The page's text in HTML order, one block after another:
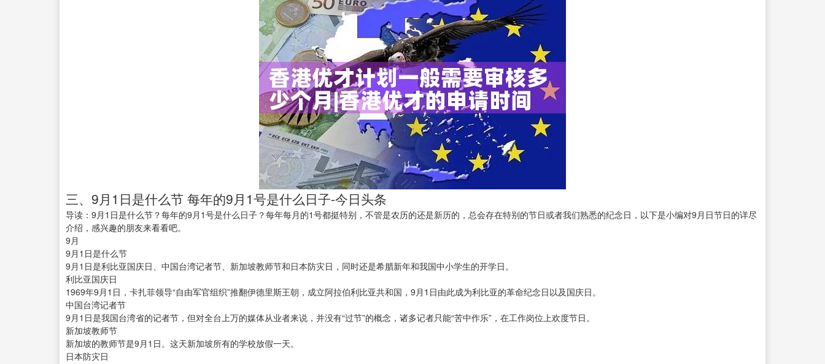
三、9月1日是什么节 每年的9月1号是什么日子-今日头条
导读：9月1日是什么节？每年的9月1号是什么日子？每年每月的1号都挺特别，不管是农历的还是新历的，总会存在特别的节日或者我们熟悉的纪念日，以下是小编对9月日节日的详尽
介绍，感兴趣的朋友来看看吧。
9月
9月1日是什么节
9月1日是利比亚国庆日、中国台湾记者节、新加坡教师节和日本防灾日，同时还是希腊新年和我国中小学生的开学日。
利比亚国庆日
1969年9月1日，卡扎菲领导“自由军官组织”推翻伊德里斯王朝，成立阿拉伯利比亚共和国，9月1日由此成为利比亚的革命纪念日以及国庆日。
中国台湾记者节
9月1日是我国台湾省的记者节，但对全台上万的媒体从业者来说，并没有“过节”的概念，诸多记者只能“苦中作乐”，在工作岗位上欢度节日。
新加坡教师节
新加坡的教师节是9月1日。这天新加坡所有的学校放假一天。
日本防灾日